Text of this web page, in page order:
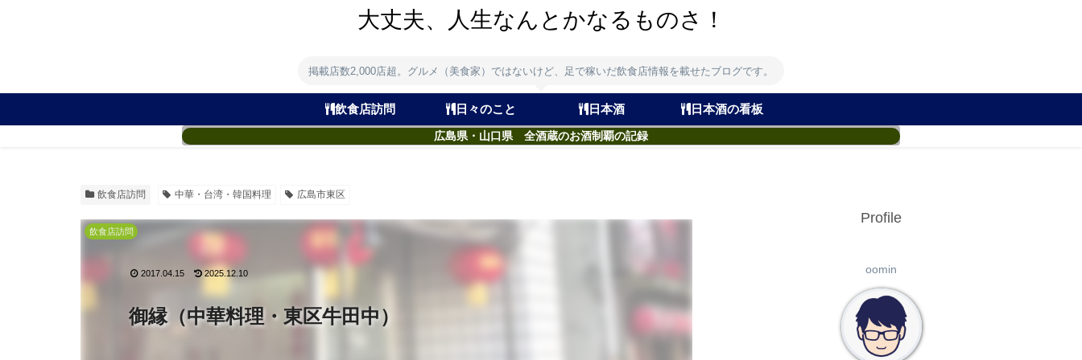
大丈夫、人生なんとかなるものさ！
掲載店数2,000店超。グルメ（美食家）ではないけど、足で稼いだ飲食店情報を載せたブログです。
飲食店訪問 日々のこと 日本酒 日本酒の看板
広島県・山口県 全酒蔵のお酒制覇の記録
飲食店訪問 中華・台湾・韓国料理 広島市東区
御縁（中華料理・東区牛田中）
飲食店訪問
2017.04.15 2025.12.10
Profile
oomin